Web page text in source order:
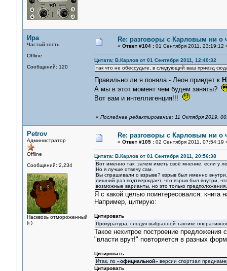
Ира
Частый гость
Offline
Сообщений: 120
Re: разговоры с Карловым ни о
« Ответ #104 :01 Сентября 2011, 23:19:12
Цитата: В.Карлов от 01 Сентября 2011, 12:40:32
так что не обессудьте, в следующий ваш приезд
Правильно ли я поняла - Леон приедет к
А мы в этот момент чем будем заняты?
Вот вам и интеллигенция!!!
« Последнее редактирование: 11 Октября 2019,
Petrov
Администратор
Offline
Сообщений: 2,234
Насквозь отмороженный
(с)
Re: разговоры с Карловым ни о
« Ответ #105 :02 Сентября 2011, 07:54:19
Цитата: В.Карлов от 01 Сентября 2011, 20:56:38
Вот именно так, зачем иметь своё мнение, если у
Но я лучше отвечу сам.
Вы спрашивали о взрыве? взрыв был именно
лишний раз подтверждает, что взрыв был внутри,
возможные варианты, но это только
Я с какой целью поинтересовался: книга
Например, цитирую:
Цитировать
Прокуратура, следуя выбранной тактике
Такое нехитрое построение предложения
"власти врут!" повторяется в разных
Цитировать
Итак, по «официальной» версии спортзал
Цитировать